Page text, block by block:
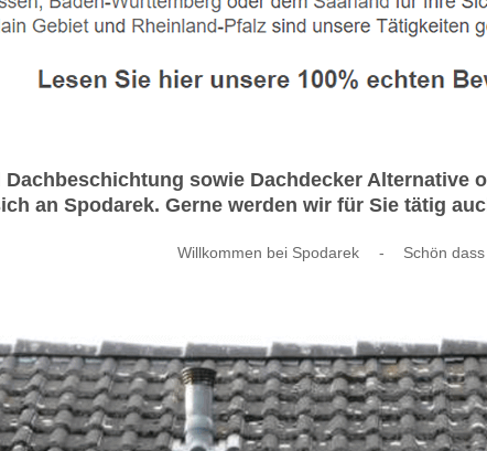
sowie Dachdecker Alternative
an Spodarek. Gerne werden wir für Sie tätig
Willkommen bei Spodarek - Schön